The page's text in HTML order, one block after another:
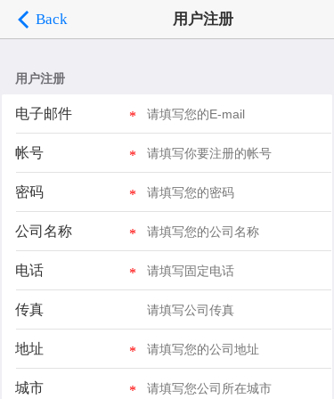
Back 用户注册
用户注册
电子邮件
帐号
密码
公司名称
电话
传真
地址
城市